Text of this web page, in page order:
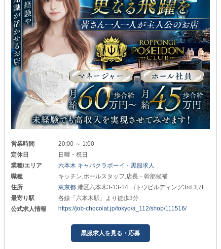
営業時間
20:00 ～ 1:00
定休日
日曜・祝日
業種/エリア
六本木 キャバクラボーイ・黒服求人
職種
キッチン,ホールスタッフ,店長・幹部候補
住所
東京都港区六本木3-13-14 ゴトウビルディング3rd 3,7F
最寄り駅
各線「六本木駅」より徒歩3分
公式求人情報
https://job-chocolat.jp/tokyo/a_112/shop/111516/
黒服求人を見る・応募